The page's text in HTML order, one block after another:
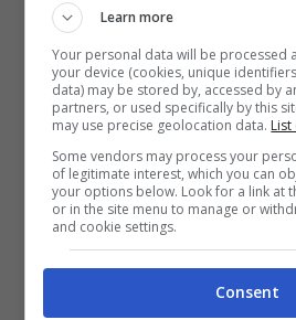
migliorati, portando
oscure dei dungeon di
completamente
Un sacco di nuovi
vecchia data (e i fan
possono divertirsi
Steam, nuove
sfondi del profilo per
Learn more
Your personal data will be processed
your device (cookies, unique
data) may be stored by, accessed by
partners, or used specifically by this
may use precise geolocation data.
Some vendors may process your
of legitimate interest, which you can
your options below. Look for a link at
or in the site menu to manage or
and cookie settings.
Consent